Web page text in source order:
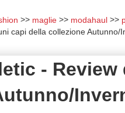
maglie modahaul
capi della collezione Autunno/
-